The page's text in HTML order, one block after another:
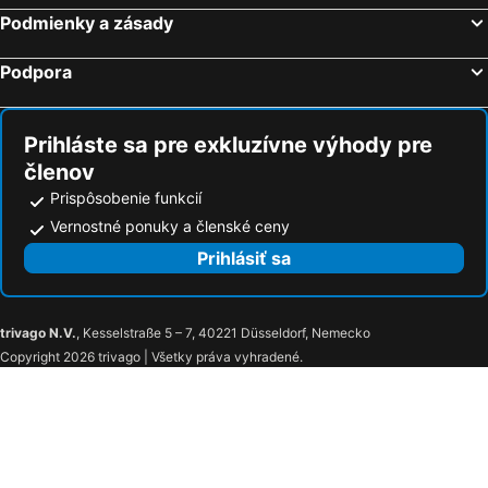
Lara, Antalya Hotely
Podmienky a zásady
Podpora
Prihláste sa pre exkluzívne výhody pre
členov
Prispôsobenie funkcií
Vernostné ponuky a členské ceny
Prihlásiť sa
trivago N.V., Kesselstraße 5 – 7, 40221 Düsseldorf, Nemecko
Copyright 2026 trivago | Všetky práva vyhradené.